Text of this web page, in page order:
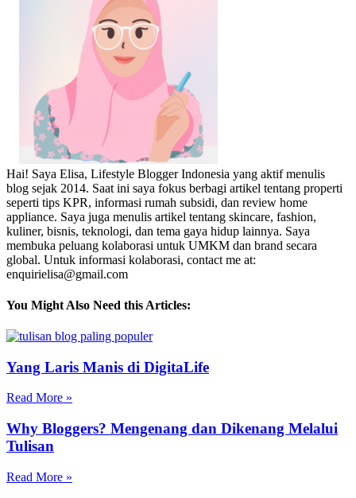
Hai! Saya Elisa, Lifestyle Blogger Indonesia yang aktif menulis
blog sejak 2014. Saat ini saya fokus berbagi artikel tentang properti
seperti tips KPR, informasi rumah subsidi, dan review home
appliance. Saya juga menulis artikel tentang skincare, fashion,
kuliner, bisnis, teknologi, dan tema gaya hidup lainnya. Saya
membuka peluang kolaborasi untuk UMKM dan brand secara
global. Untuk informasi kolaborasi, contact me at:
enquirielisa@gmail.com
You Might Also Need this Articles:
Yang Laris Manis di DigitaLife
Read More »
Why Bloggers? Mengenang dan Dikenang Melalui
Tulisan
Read More »